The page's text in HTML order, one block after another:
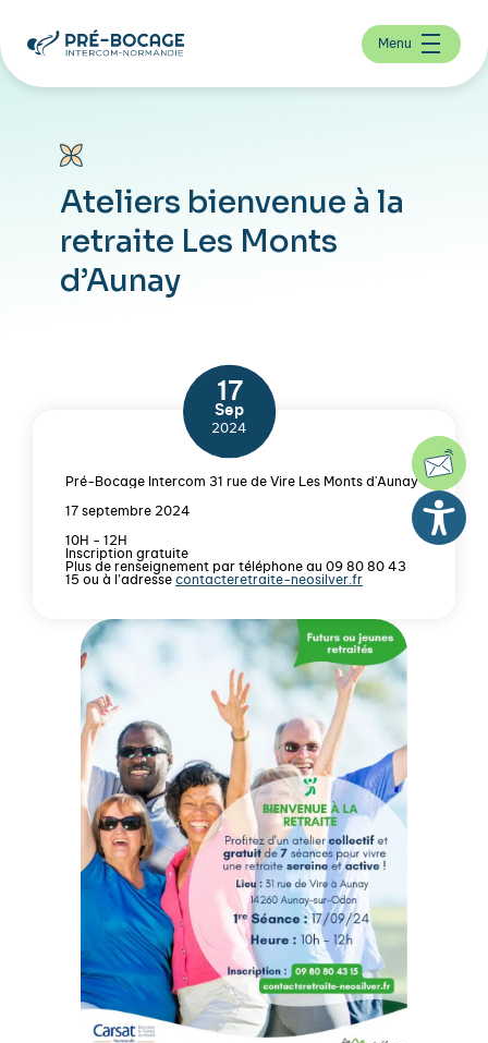
Menu
Ateliers bienvenue à la
retraite Les Monts
d’Aunay
17
Sep
2024
Pré-Bocage Intercom 31 rue de Vire Les Monts d'Aunay
17 septembre 2024
10H - 12H
Inscription gratuite
Plus de renseignement par téléphone au 09 80 80 43
15 ou à l’adresse contacteretraite-neosilver.fr